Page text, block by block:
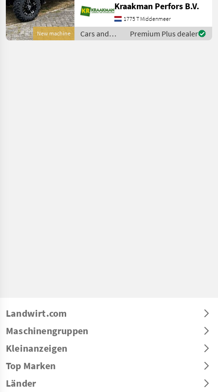
New machine
Handmatig
aandrijvingstype: 2wd Half
Doors for Basic OPS
Premium Protection Pac
Kraakman Perfors B.V.
1775 T Middenmeer
Cars and
motorbikes /
Premium Plus dealer
Landwirt.com
Maschinengruppen
Kleinanzeigen
Top Marken
Länder